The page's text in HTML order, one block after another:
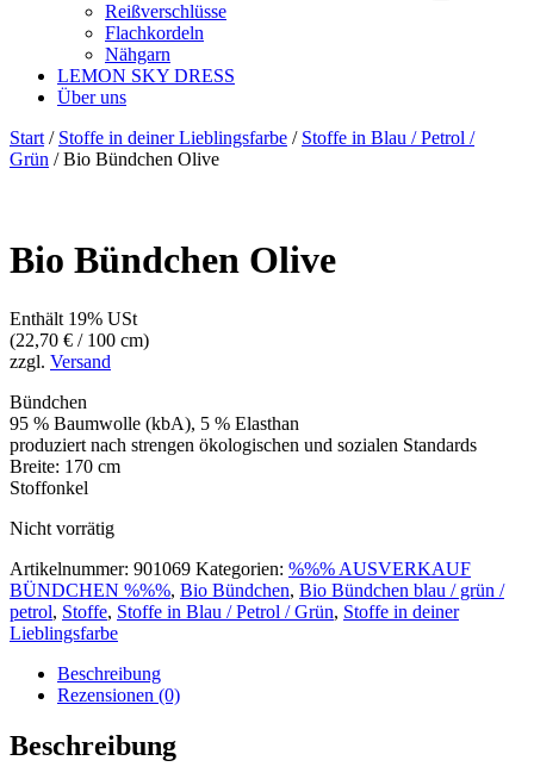
Reißverschlüsse
Flachkordeln
Nähgarn
LEMON SKY DRESS
Über uns
Start / Stoffe in deiner Lieblingsfarbe / Stoffe in Blau / Petrol /
Grün / Bio Bündchen Olive
Bio Bündchen Olive
Enthält 19% USt
(22,70 € / 100 cm)
zzgl. Versand
Bündchen
95 % Baumwolle (kbA), 5 % Elasthan
produziert nach strengen ökologischen und sozialen Standards
Breite: 170 cm
Stoffonkel
Nicht vorrätig
Artikelnummer: 901069 Kategorien: %%% AUSVERKAUF
BÜNDCHEN %%%, Bio Bündchen, Bio Bündchen blau / grün /
petrol, Stoffe, Stoffe in Blau / Petrol / Grün, Stoffe in deiner
Lieblingsfarbe
Beschreibung
Rezensionen (0)
Beschreibung